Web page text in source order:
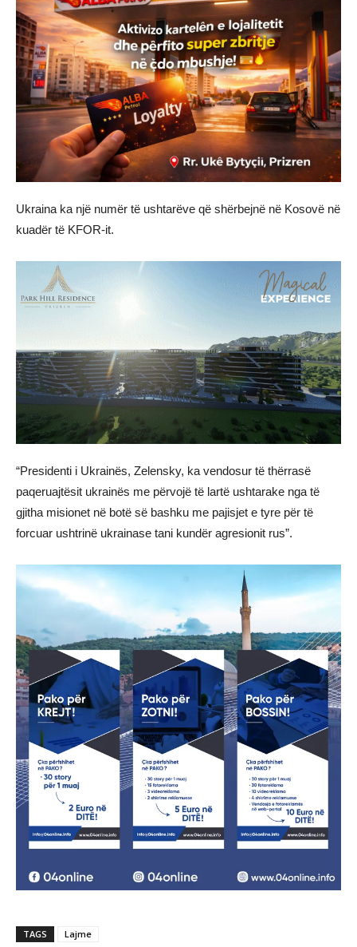
Ukraina ka një numër të ushtarëve që shërbejnë në Kosovë në
kuadër të KFOR-it.
“Presidenti i Ukrainës, Zelensky, ka vendosur të thërrasë
paqeruajtësit ukrainës me përvojë të lartë ushtarake nga të
gjitha misionet në botë së bashku me pajisjet e tyre për të
forcuar ushtrinë ukrainase tani kundër agresionit rus”.
TAGS Lajme